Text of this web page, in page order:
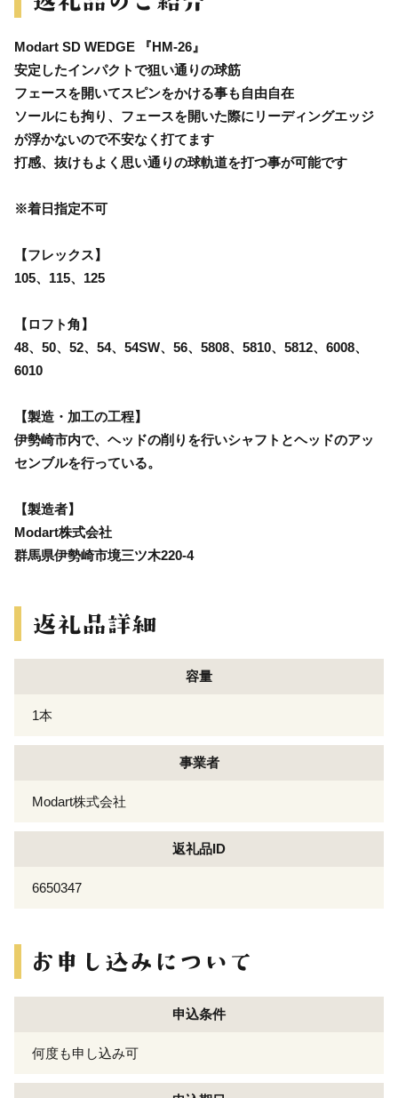
Modart SD WEDGE 『HM-26』
安定したインパクトで狙い通りの球筋
フェースを開いてスピンをかける事も自由自在
ソールにも拘り、フェースを開いた際にリーディングエッジ
が浮かないので不安なく打てます
打感、抜けもよく思い通りの球軌道を打つ事が可能です
※着日指定不可
【フレックス】
105、115、125
【ロフト角】
48、50、52、54、54SW、56、5808、5810、5812、6008、
6010
【製造・加工の工程】
伊勢崎市内で、ヘッドの削りを行いシャフトとヘッドのアッ
センブルを行っている。
【製造者】
Modart株式会社
群馬県伊勢崎市境三ツ木220-4
容量
1本
事業者
Modart株式会社
返礼品ID
6650347
申込条件
何度も申し込み可